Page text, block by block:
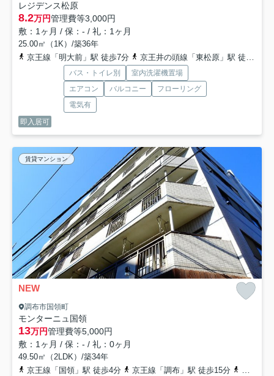
レジデンス松原
8.2万円管理費等3,000円
敷：1ヶ月 / 保：- / 礼：1ヶ月
25.00㎡（1K）/築36年
京王線「明大前」駅 徒歩7分
京王井の頭線「東松原」駅 徒歩9分
バス・トイレ別
室内洗濯機置場
エアコン
バルコニー
フローリング
電気有
即入居可
賃貸マンション
NEW
調布市国領町
モンターニュ国領
13万円管理費等5,000円
敷：1ヶ月 / 保：- / 礼：0ヶ月
49.50㎡（2LDK）/築34年
京王線「国領」駅 徒歩4分
京王線「調布」駅 徒歩15分